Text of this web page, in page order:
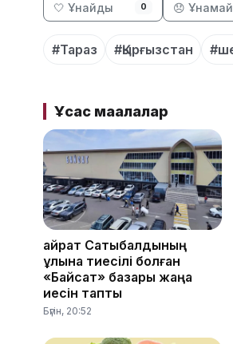
🤍 Ұнайды 0 😞
#Тараз #Қырғызстан
Ұқсас мақалалар
Қайрат Сатыбалдының
ұлына тиесілі болған
«Байсат» базары жаңа
иесін тапты
Бүгін, 20:52